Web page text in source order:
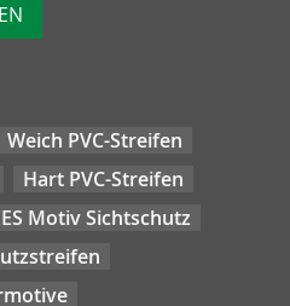
Weich PVC-Streifen
Hart PVC-Streifen
Motiv Sichtschutz